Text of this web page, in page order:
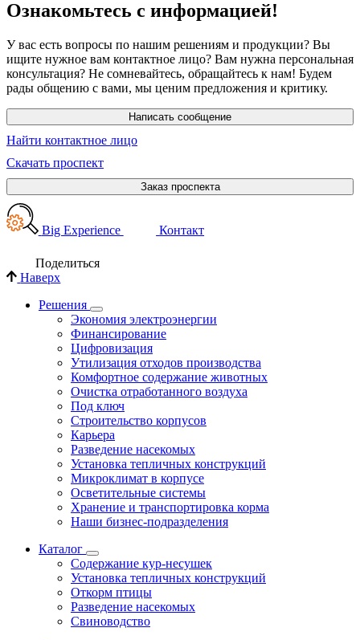
Ознакомьтесь с информацией!
У вас есть вопросы по нашим решениям и продукции? Вы
ищите нужное вам контактное лицо? Вам нужна персональная
консультация? Не сомневайтесь, обращайтесь к нам! Будем
рады общению с вами, мы ценим предложения и критику.
Написать сообщение
Найти контактное лицо
Скачать проспект
Заказ проспекта
Big Experience Контакт
Поделиться
Наверх
Решения
Экономия электроэнергии
Финансирование
Цифровизация
Утилизация отходов производства
Комфортное содержание животных
Очистка отработанного воздуха
Под ключ
Строительство корпусов
Карьера
Разведение насекомых
Установка тепличных конструкций
Микроклимат в корпусе
Осветительные системы
Хранение и транспортировка корма
Наши бизнес-подразделения
Каталог
Содержание кур-несушек
Установка тепличных конструкций
Откорм птицы
Разведение насекомых
Свиноводство